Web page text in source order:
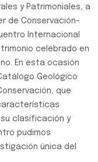
y Patrimoniales, a
de Conservación-
Internacional
celebrado en
En esta ocasión
Geológico
que
clasificación y
pudimos
única del